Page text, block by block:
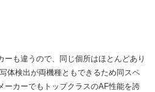
ーも違うので、同じ個所はほとんどあり
体検出が両機種ともできるため同スペ
ーカーでもトップクラスのAF性能を誇